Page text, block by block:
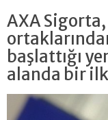
AXA
başlattığı
alanda bir